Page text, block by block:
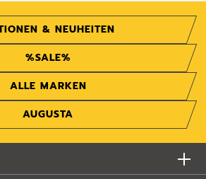
& NEUHEITEN
%SALE%
ALLE MARKEN
AUGUSTA